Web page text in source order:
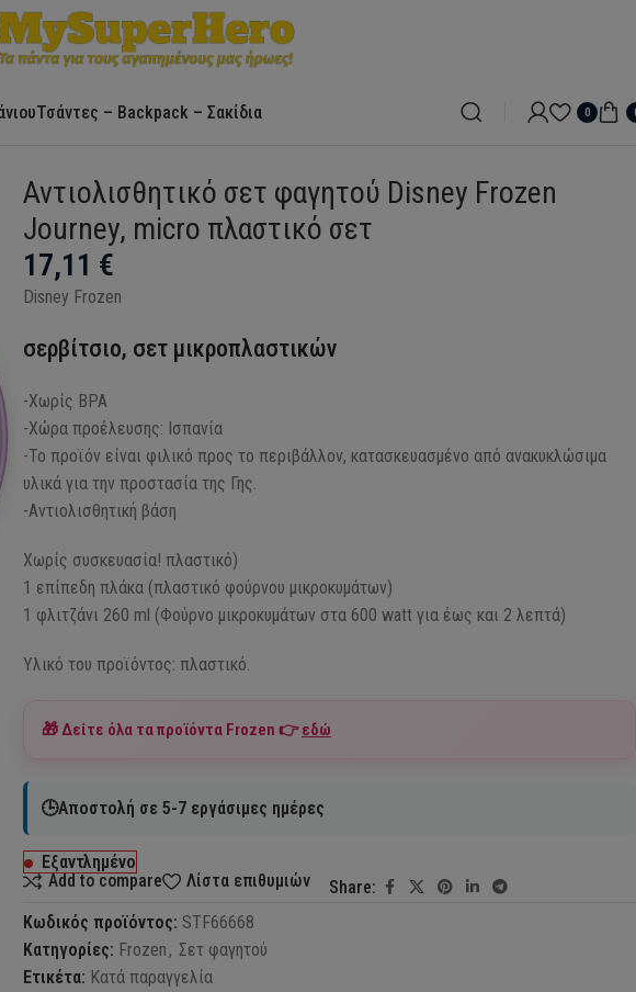
Τσάντες – Backpack – Σακίδια 0
Αντιολισθητικό σετ φαγητού Disney Frozen
Journey, micro πλαστικό σετ
17,11 €
Disney Frozen
σερβίτσιο, σετ μικροπλαστικών
-Χωρίς BPA
-Χώρα προέλευσης: Ισπανία
-Το προϊόν είναι φιλικό προς το περιβάλλον, κατασκευασμένο από ανακυκλώσιμα
υλικά για την προστασία της Γης.
-Αντιολισθητική βάση
Χωρίς συσκευασία! πλαστικό)
1 επίπεδη πλάκα (πλαστικό φούρνου μικροκυμάτων)
1 φλιτζάνι 260 ml (Φούρνο μικροκυμάτων στα 600 watt για έως και 2 λεπτά)
Υλικό του προϊόντος: πλαστικό.
🎁 Δείτε όλα τα προϊόντα Frozen 👉εδώ
🕒Αποστολή σε 5-7 εργάσιμες ημέρες
Εξαντλημένο
Add to compare
Λίστα επιθυμιών
Share:
Κωδικός προϊόντος: STF66668
Κατηγορίες: Frozen , Σετ φαγητού
Ετικέτα: Κατά παραγγελία